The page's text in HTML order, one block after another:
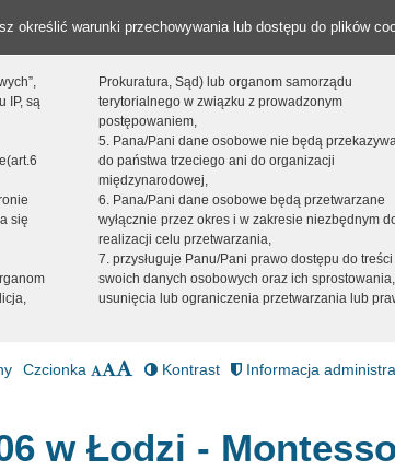
określić warunki przechowywania lub dostępu do plików
IP, są
się
Prokuratura, Sąd) lub organom samorządu
terytorialnego w związku z prowadzonym
postępowaniem,
5. Pana/Pani dane osobowe nie będą
do państwa trzeciego ani do organizacji
międzynarodowej,
6. Pana/Pani dane osobowe będą przetwarzane
wyłącznie przez okres i w zakresie niezbędnym
realizacji celu przetwarzania,
7. przysługuje Panu/Pani prawo dostępu do treści
swoich danych osobowych oraz ich sprostowania,
usunięcia lub ograniczenia przetwarzania lub
Czcionka Kontrast Informacja
w Łodzi -